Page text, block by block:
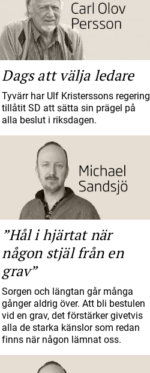
Dags att välja ledare
Tyvärr har Ulf Kristerssons regering
tillåtit SD att sätta sin prägel på
alla beslut i riksdagen.
”Hål i hjärtat när
någon stjäl från en
grav”
Sorgen och längtan går många
gånger aldrig över. Att bli bestulen
vid en grav, det förstärker givetvis
alla de starka känslor som redan
finns när någon lämnat oss.